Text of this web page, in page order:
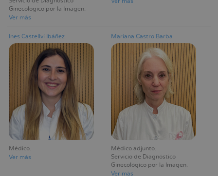
Ginecológico por la Imagen
Ver más
Ines Castellví Ibáñez
Médico
Ver más
Mariana Castro Barba
Médico adjunto
Servicio de Diagnóstico
Ginecológico por la Imagen
Ver más